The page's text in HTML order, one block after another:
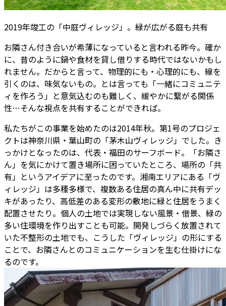
2019年竣工の「中庭ヴィレッジ」。緑が広がる庭も共有
お隣さん付き合いが希薄になっていると言われる昨今。確か
に、昔のように鍋や食材を貸し借りする時代ではないかもし
れません。だからと言って、物理的にも・心理的にも、線を
引くのは、味気ないもの。とは言っても「一緒にコミュニテ
ィを作ろう」と意気込むのも難しく、緩やかに繋がる関係
性…そんな視点を共有することができれば。
私たちがこの事業を始めたのは2014年秋。第1号のプロジェ
クトは神奈川県・葉山町の「茅木山ヴィレッジ」でした。き
っかけとなったのは、代表・福田のサーフボード。「お隣さ
ん」を気にかけて置き場所に困っていたところ、場所の「共
有」というアイデアに至ったのです。湘南エリアにある「ヴ
ィレッジ」は多種多様で、複数ある住居の真ん中に共有デッ
キがあったり、高低差のある変形の敷地に緑と住居をうまく
配置させたり。個人の土地では実現しない風景・借景、緑の
多い住環境を作り出すことも可能。開発しづらく放置されて
いた不整形の土地でも、こうした「ヴィレッジ」の形にする
ことで、お隣さんとのコミュニケーションを生む仕掛けにな
るのです。